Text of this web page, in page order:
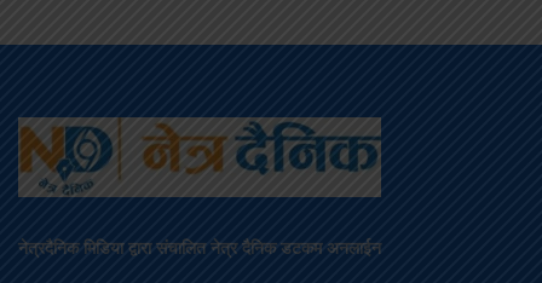
नेत्रदैनिक मिडिया द्वारा संचालित नेत्र दैनिक डटकम अनलाईन